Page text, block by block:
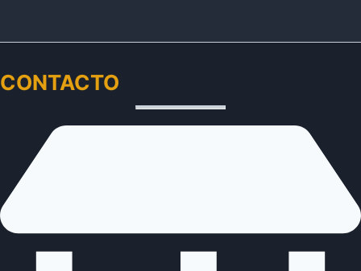
CONTACTO